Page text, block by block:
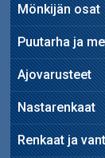
Mönkijän osat
Puutarha ja
Ajovarusteet
Nastarenkaat
Renkaat ja